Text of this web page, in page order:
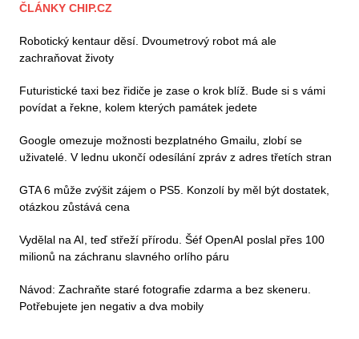
ČLÁNKY CHIP.CZ
Robotický kentaur děsí. Dvoumetrový robot má ale
zachraňovat životy
Futuristické taxi bez řidiče je zase o krok blíž. Bude si s vámi
povídat a řekne, kolem kterých památek jedete
Google omezuje možnosti bezplatného Gmailu, zlobí se
uživatelé. V lednu ukončí odesílání zpráv z adres třetích stran
GTA 6 může zvýšit zájem o PS5. Konzolí by měl být dostatek,
otázkou zůstává cena
Vydělal na AI, teď střeží přírodu. Šéf OpenAI poslal přes 100
milionů na záchranu slavného orlího páru
Návod: Zachraňte staré fotografie zdarma a bez skeneru.
Potřebujete jen negativ a dva mobily